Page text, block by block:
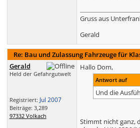
Gruss aus
Gerald
Re: Bau und Zulassung Fahrzeuge für
Gerald
Held der Gefahrgutwelt
Registriert: Jul 2007
Beiträge: 3,289
97332 Volkach
Hallo Dom,
Antwort auf
Und die
Stimmt nicht ganz,